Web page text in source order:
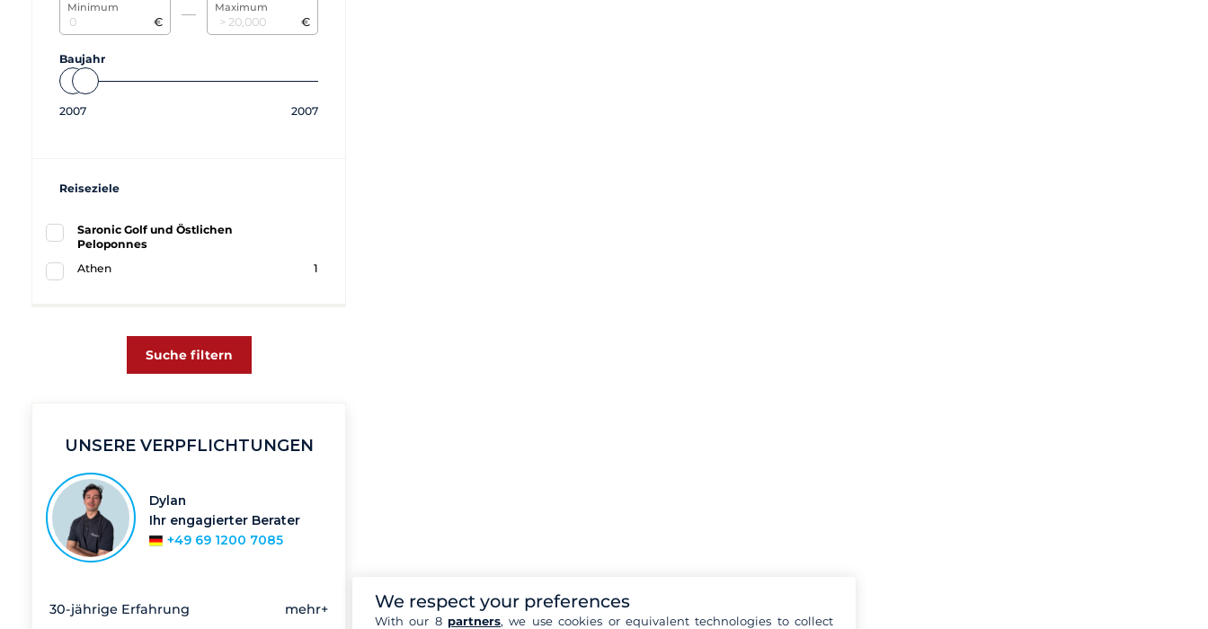
Minimum
€
Maximum
€
Baujahr
2007 2007
Reiseziele
Saronic Golf und Östlichen
Peloponnes
Athen
1
Suche filtern
UNSERE VERPFLICHTUNGEN
Dylan
Ihr engagierter Berater
+49 69 1200 7085
30-jährige Erfahrung mehr+ We respect your preferences
With our 8 partners, we use cookies or equivalent technologies to collect